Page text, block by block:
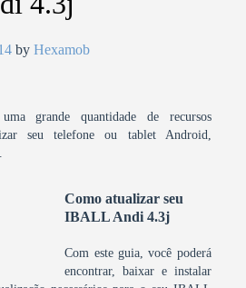
byHexamob
grande quantidade de recursos
seu telefone ou tablet Android,
Como atualizar seu
IBALL Andi 4.3j
Com este guia, você poderá
encontrar, baixar e instalar